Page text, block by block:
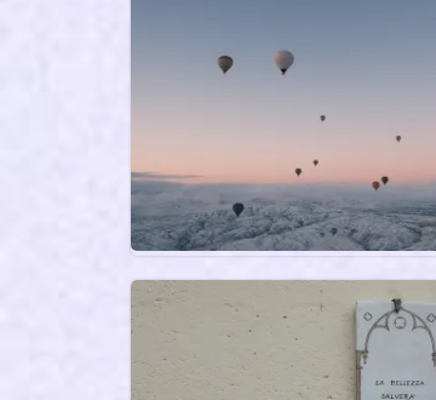
曖昧であること｜2025.02